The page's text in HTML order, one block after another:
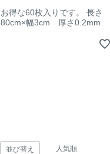
お得な60枚入りです。 長さ
80cm×幅3cm 厚さ0.2mm
並び替え 人気順